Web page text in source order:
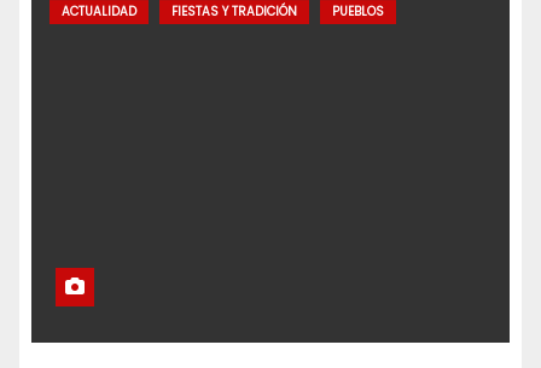
ACTUALIDAD FIESTAS Y TRADICIÓN PUEBLOS